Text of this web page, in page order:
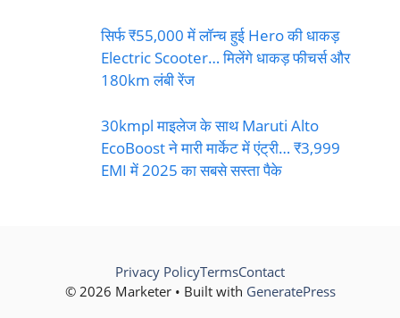
सिर्फ ₹55,000 में लॉन्च हुई Hero की धाकड़
Electric Scooter… मिलेंगे धाकड़ फीचर्स और
180km लंबी रेंज
30kmpl माइलेज के साथ Maruti Alto
EcoBoost ने मारी मार्केट में एंट्री… ₹3,999
EMI में 2025 का सबसे सस्ता पैके
© 2026 Marketer • Built with GeneratePress
Privacy PolicyTermsContact